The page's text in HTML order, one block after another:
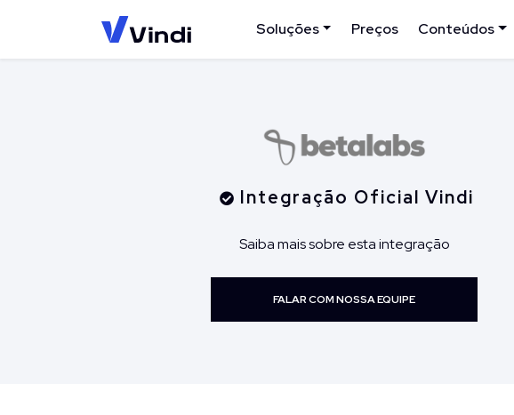
Soluções Preços Conteúdos
Integração Oficial Vindi
Saiba mais sobre esta integração
FALAR COM NOSSA EQUIPE